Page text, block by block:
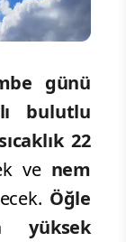
günü
bulutlu
sıcaklık 22
venem
Öğle
yüksek